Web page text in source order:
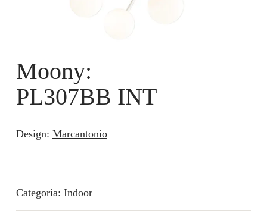
Moony:
PL307BB INT
Design: Marcantonio
Categoria: Indoor